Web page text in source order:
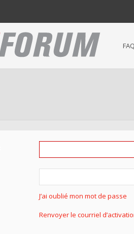
FAQ
J’ai oublié mon mot de passe
Renvoyer le courriel